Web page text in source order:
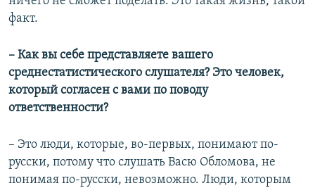
факт.
– Как вы себе представляете вашего
среднестатистического слушателя? Это человек,
который согласен с вами по поводу
ответственности?
– Это люди, которые, во-первых, понимают по-
русски, потому что слушать Васю Обломова, не
понимая по-русски, невозможно. Люди, которым